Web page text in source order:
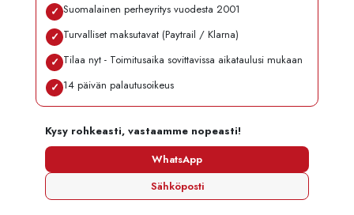
✓ Suomalainen perheyritys vuodesta 2001
✓ Turvalliset maksutavat (Paytrail / Klarna)
✓ Tilaa nyt - Toimitusaika sovittavissa aikataulusi mukaan
✓ 14 päivän palautusoikeus
Kysy rohkeasti, vastaamme nopeasti!
WhatsApp
Sähköposti